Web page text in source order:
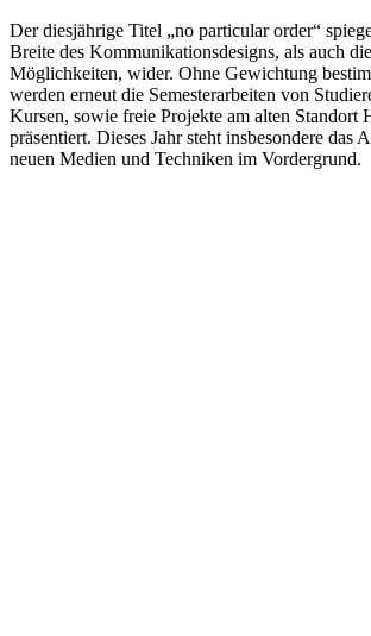
Der diesjährige Titel „no particular order“
Breite des Kommunikationsdesigns, als auch
Möglichkeiten, wider. Ohne Gewichtung
werden erneut die Semesterarbeiten von
Kursen, sowie freie Projekte am alten Standort
präsentiert. Dieses Jahr steht insbesondere das
neuen Medien und Techniken im Vordergrund.